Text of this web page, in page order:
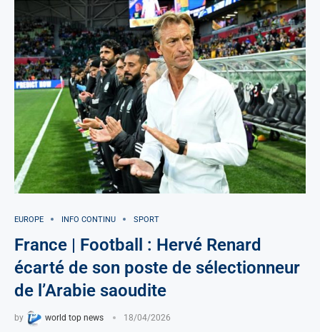
EUROPE INFO CONTINU SPORT
France | Football : Hervé Renard
écarté de son poste de sélectionneur
de l’Arabie saoudite
by world top news 18/04/2026